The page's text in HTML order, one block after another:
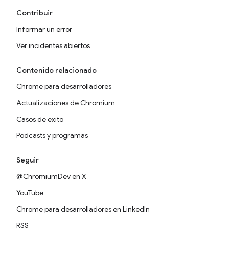
Contribuir
Informar un error
Ver incidentes abiertos
Contenido relacionado
Chrome para desarrolladores
Actualizaciones de Chromium
Casos de éxito
Podcasts y programas
Seguir
@ChromiumDev en X
YouTube
Chrome para desarrolladores en LinkedIn
RSS